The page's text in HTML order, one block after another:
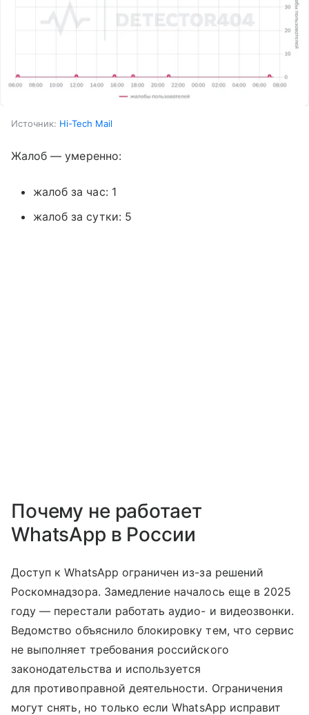
Источник: Hi-Tech Mail
Жалоб — умеренно:
жалоб за час: 1
жалоб за сутки: 5
Почему не работает
WhatsApp в России
Доступ к WhatsApp ограничен из-за решений
Роскомнадзора. Замедление началось еще в 2025
году — перестали работать аудио- и видеозвонки.
Ведомство объяснило блокировку тем, что сервис
не выполняет требования российского
законодательства и используется
для противоправной деятельности. Ограничения
могут снять, но только если WhatsApp исправит